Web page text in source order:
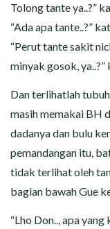
Tolong tante ya..?”
“Ada apa tante..?”
“Perut tante sakit
minyak gosok,
Dan terlihatlah
masih memakai BH
dadanya dan bulu
pemandangan itu,
tidak terlihat oleh
bagian bawah Gue
“Lho Don.., apa